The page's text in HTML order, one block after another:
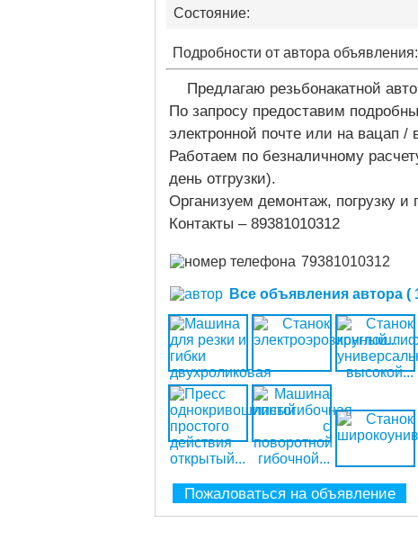
Состояние:
Подробности от автора объявления:
Предлагаю резьбонакатной
По запросу предоставим
электронной почте или на вацап /
Работаем по безналичному
день отгрузки).
Организуем демонтаж, погрузку и
Контакты – 89381010312
79381010312
Все объявления автора (
Пожаловаться на объявление